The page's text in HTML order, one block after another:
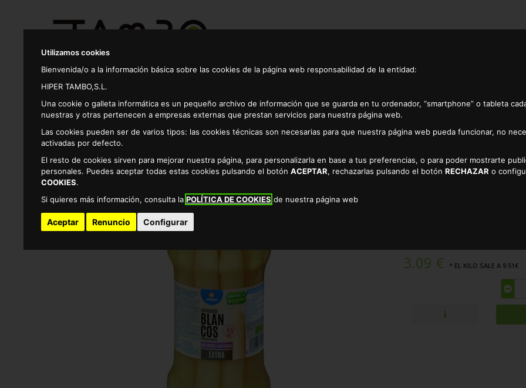
Utilizamos cookies
Bienvenida/o a la información básica sobre las cookies de la página web responsabilidad de la entidad:
HIPER TAMBO,S.L.
Una cookie o galleta informática es un pequeño archivo de información que se guarda en tu ordenador, “smartphone” o tableta
nuestras y otras pertenecen a empresas externas que prestan servicios para nuestra página web.
Las cookies pueden ser de varios tipos: las cookies técnicas son necesarias para que nuestra página web pueda funcionar, no
activadas por defecto.
El resto de cookies sirven para mejorar nuestra página, para personalizarla en base a tus preferencias, o para poder mostrarte
personales. Puedes aceptar todas estas cookies pulsando el botónACEPTAR, rechazarlas pulsando el botónRECHAZAR o
COOKIES.
Si quieres más información, consulta laPOLÍTICA DE COOKIES de nuestra página web
Aceptar Renuncio Configurar
Productos
Alimentacion Conservas vegetales y encurtidos Esparragos Esparrago blanco grueso 6/12 piezas alteza 325gr
ESPARRAGO
3.09 € * EL KILO SALE A 9.51€